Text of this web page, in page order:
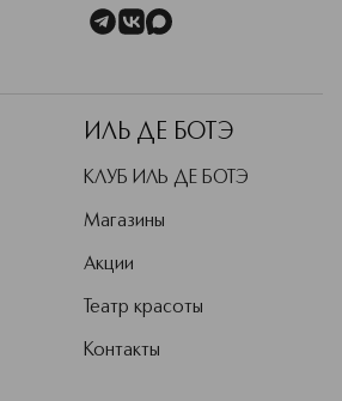
ИЛЬ ДЕ БОТЭ
КЛУБ ИЛЬ ДЕ БОТЭ
Магазины
Акции
Театр красоты
Контакты